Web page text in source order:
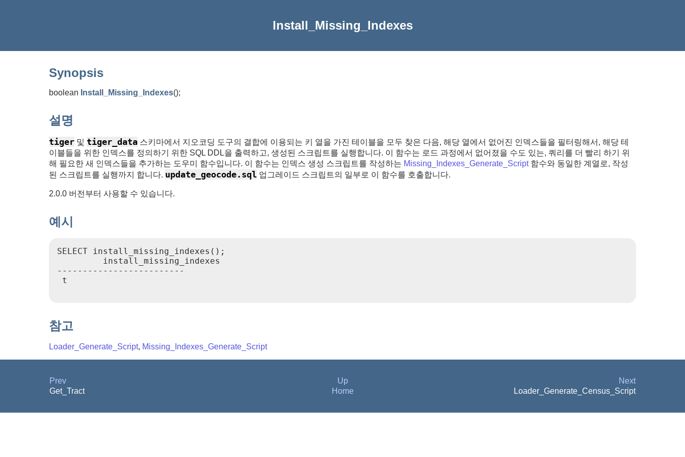
Install_Missing_Indexes
Synopsis
boolean Install_Missing_Indexes();
설명
tiger 및 tiger_data 스키마에서 지오코딩 도구의 결합에 이용되는 키 열을 가진 테이블을 모두 찾은 다음, 해당 열에서 없어진 인덱스들을 필터링해서, 해당 테
이블들을 위한 인덱스를 정의하기 위한 SQL DDL을 출력하고, 생성된 스크립트를 실행합니다. 이 함수는 로드 과정에서 없어졌을 수도 있는, 쿼리를 더 빨리 하기 위
해 필요한 새 인덱스들을 추가하는 도우미 함수입니다. 이 함수는 인덱스 생성 스크립트를 작성하는 Missing_Indexes_Generate_Script함수와 동일한 계열로, 작성
된 스크립트를 실행까지 합니다. update_geocode.sql 업그레이드 스크립트의 일부로 이 함수를 호출합니다.
2.0.0 버전부터 사용할 수 있습니다.
예시
SELECT install_missing_indexes();
         install_missing_indexes
-------------------------
t
참고
Loader_Generate_Script, Missing_Indexes_Generate_Script
Prev Up
Next
Get_Tract
Home Loader_Generate_Census_Script